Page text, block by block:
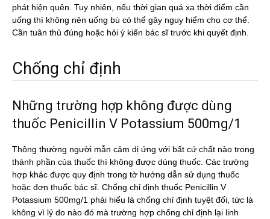
phát hiện quên. Tuy nhiên, nếu thời gian quá xa thời điểm cần
uống thì không nên uống bù có thể gây nguy hiểm cho cơ thể.
Cần tuân thủ đúng hoặc hỏi ý kiến bác sĩ trước khi quyết định.
Chống chỉ định
Những trường hợp không được dùng
thuốc Penicillin V Potassium 500mg/1
Thông thường người mẫn cảm dị ứng với bất cứ chất nào trong
thành phần của thuốc thì không được dùng thuốc. Các trường
hợp khác được quy định trong tờ hướng dẫn sử dụng thuốc
hoặc đơn thuốc bác sĩ. Chống chỉ định thuốc Penicillin V
Potassium 500mg/1 phải hiểu là chống chỉ định tuyệt đối, tức là
không vì lý do nào đó mà trường hợp chống chỉ định lại linh